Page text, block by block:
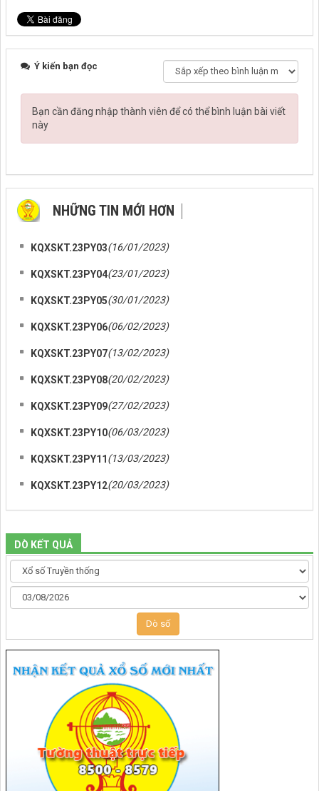
Ý kiến bạn đọc
Bạn cần đăng nhập thành viên để có thể bình luận bài viết
này
NHỮNG TIN MỚI HƠN
KQXSKT.23PY03(16/01/2023)
KQXSKT.23PY04(23/01/2023)
KQXSKT.23PY05(30/01/2023)
KQXSKT.23PY06(06/02/2023)
KQXSKT.23PY07(13/02/2023)
KQXSKT.23PY08(20/02/2023)
KQXSKT.23PY09(27/02/2023)
KQXSKT.23PY10(06/03/2023)
KQXSKT.23PY11(13/03/2023)
KQXSKT.23PY12(20/03/2023)
DÒ KẾT QUẢ
Dò số